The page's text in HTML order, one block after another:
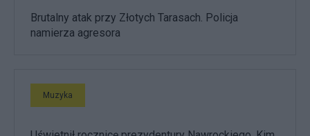
Brutalny atak przy Złotych Tarasach. Policja
namierza agresora
Muzyka